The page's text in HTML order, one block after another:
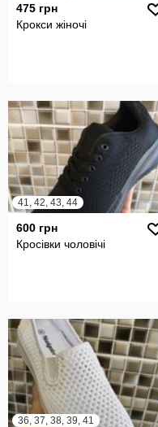
475 грн
Крокси жіночі
41, 42, 43, 44
600 грн
Кросівки чоловічі
36, 37, 38, 39, 41